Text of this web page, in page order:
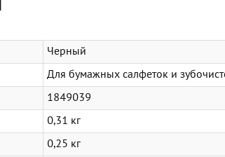
Черный
Для бумажных салфеток и
1849039
0,31 кг
0,25 кг